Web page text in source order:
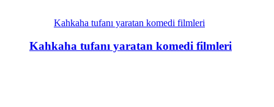
Kahkaha tufanı yaratan komedi filmleri
Kahkaha tufanı yaratan komedi filmleri